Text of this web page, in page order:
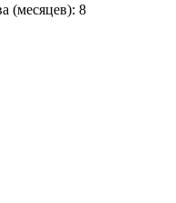
(месяцев): 8